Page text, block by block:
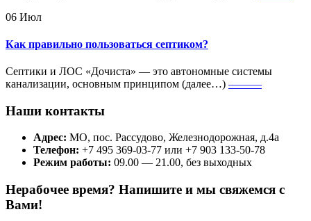
06 Июл
Как правильно пользоваться септиком?
Септики и ЛОС «Дочиста» — это автономные системы
канализации, основным принципом (далее…) ———
Наши контакты
Адрес: МО, пос. Рассудово, Железнодорожная, д.4а
Телефон: +7 495 369-03-77 или +7 903 133-50-78
Режим работы: 09.00 — 21.00, без выходных
Нерабочее время? Напишите и мы свяжемся с
Вами!